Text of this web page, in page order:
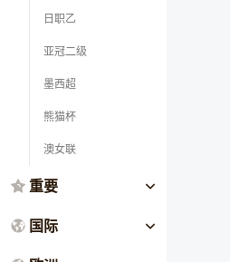
日职乙
亚冠二级
墨西超
熊猫杯
澳女联
重要
国际